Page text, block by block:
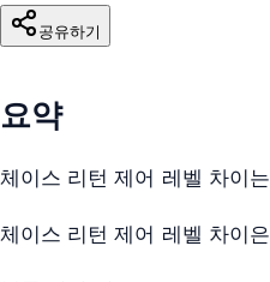
공유하기
요약
체이스 리턴 제어 레벨 차이
체이스 리턴 제어 레벨 차이